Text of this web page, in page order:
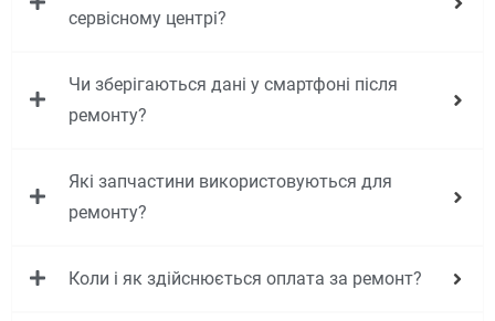
сервісному центрі?
Чи зберігаються дані у смартфоні після
ремонту?
Які запчастини використовуються для
ремонту?
Коли і як здійснюється оплата за ремонт?